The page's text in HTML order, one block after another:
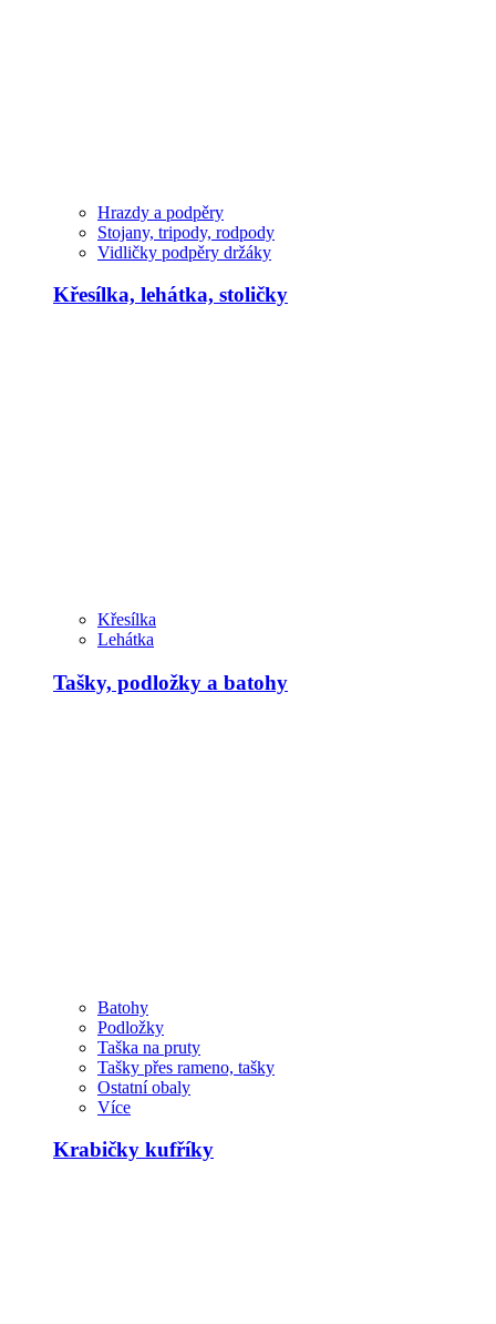
Hrazdy a podpěry
Stojany, tripody, rodpody
Vidličky podpěry držáky
Křesílka, lehátka, stoličky
Křesílka
Lehátka
Tašky, podložky a batohy
Batohy
Podložky
Taška na pruty
Tašky přes rameno, tašky
Ostatní obaly
Více
Krabičky kufříky